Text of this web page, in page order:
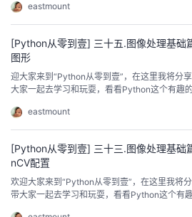
算、图像非运算与图像异或运算。希望文章对
还请海涵。
eastmount
[Python从零到壹] 三十五.图像处理基础
图形
迎大家来到“Python从零到壹”，在这里我将分
大家一起去学习和玩耍，看看Python这个有趣
e()、cv2.ellipse()、cv2.polylines()、
帮助。
eastmount
[Python从零到壹] 三十三.图像处理基础
nCV配置
欢迎大家来到“Python从零到壹”，在这里我将
带大家一起去学习和玩耍，看看Python这个有